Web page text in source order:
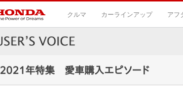
クルマ カーラインアップ アフ
2021年特集 愛車購入エピソード